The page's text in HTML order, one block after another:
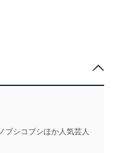
シコブシほか人気芸人